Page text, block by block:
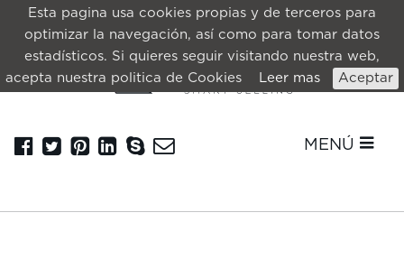
Esta pagina usa cookies propias y de terceros para
optimizar la navegación, así como para tomar datos
estadísticos. Si quieres seguir visitando nuestra web,
acepta nuestra politica de Cookies
Leer mas Aceptar
MENÚ